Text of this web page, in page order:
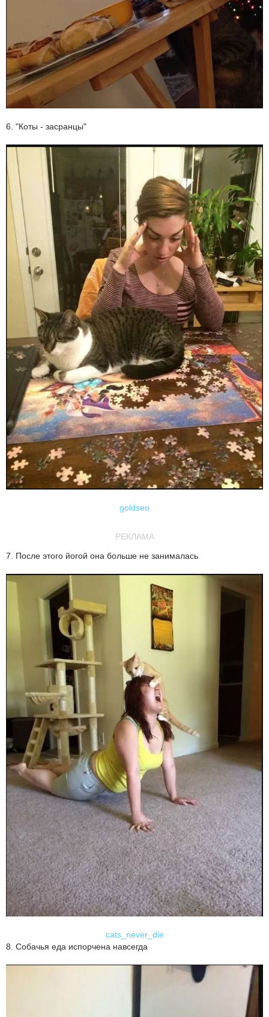
6. "Коты - засранцы"
goldseo
РЕКЛАМА
7. После этого йогой она больше не занималась
cats_never_die
8. Собачья еда испорчена навсегда